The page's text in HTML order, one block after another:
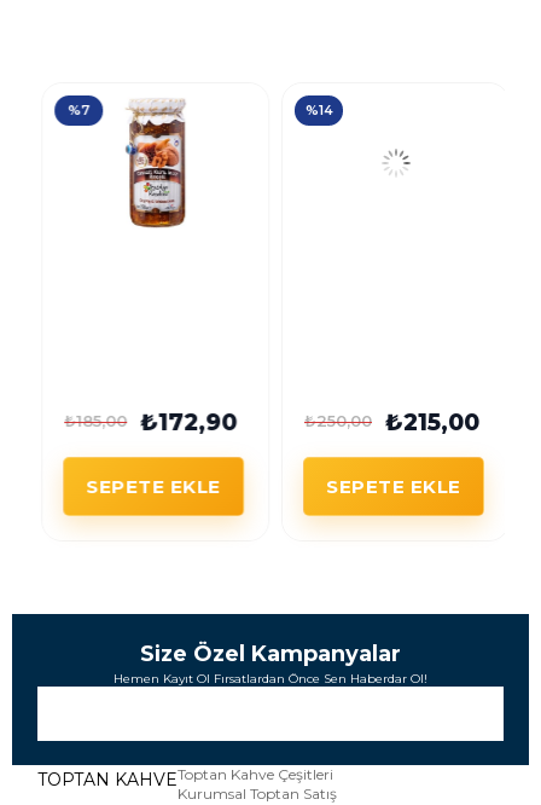
₺172,90
₺185,00
SEPETE EKLE
%7
₺215,00
₺250,00
SEPETE EKLE
%14
Size Özel Kampanyalar
Hemen Kayıt Ol Fırsatlardan Önce Sen Haberdar Ol!
TOPTAN KAHVEToptan Kahve Çeşitleri
Kurumsal Toptan Satış